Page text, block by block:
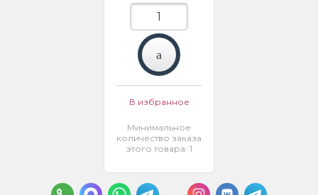
В избранное
Минимальное
количество заказа
этого товара: 1